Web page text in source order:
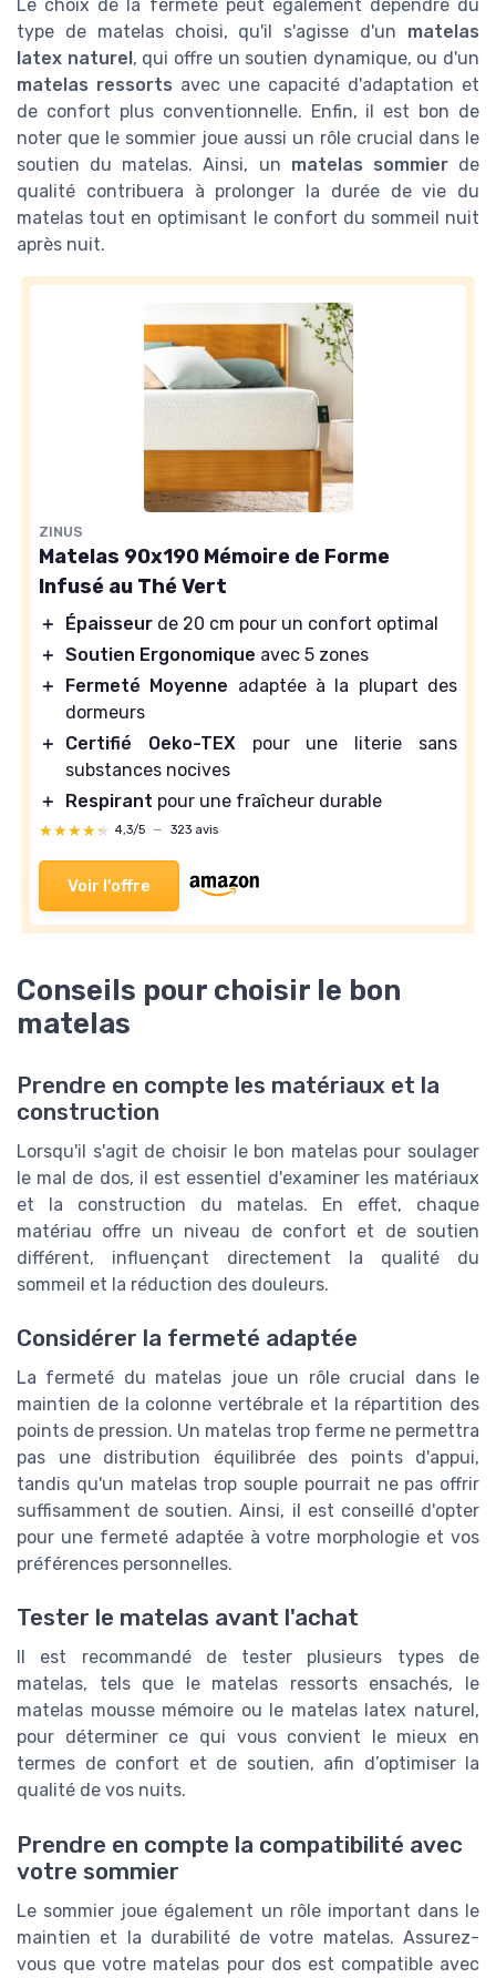
Le choix de la fermeté peut également dépendre du
type de matelas choisi, qu'il s'agisse d'un matelas
latex naturel, qui offre un soutien dynamique, ou d'un
matelas ressorts avec une capacité d'adaptation et
de confort plus conventionnelle. Enfin, il est bon de
noter que le sommier joue aussi un rôle crucial dans le
soutien du matelas. Ainsi, un matelas sommierde
qualité contribuera à prolonger la durée de vie du
matelas tout en optimisant le confort du sommeil nuit
après nuit.
ZINUS
Matelas 90x190 Mémoire de Forme
Infusé au Thé Vert
＋ Épaisseur de 20 cm pour un confort optimal
＋ Soutien Ergonomique avec 5 zones
＋
Fermeté Moyenne adaptée à la plupart des
dormeurs
＋
Certifié Oeko-TEX pour une literie sans
substances nocives
＋
Respirant pour une fraîcheur durable
★★★★★
★★★★★ 4,3/5 — 323 avis
Voir l'offre
Conseils pour choisir le bon
matelas
Prendre en compte les matériaux et la
construction
Lorsqu'il s'agit de choisir le bon matelas pour soulager
le mal de dos, il est essentiel d'examiner les matériaux
et la construction du matelas. En effet, chaque
matériau offre un niveau de confort et de soutien
différent, influençant directement la qualité du
sommeil et la réduction des douleurs.
Considérer la fermeté adaptée
La fermeté du matelas joue un rôle crucial dans le
maintien de la colonne vertébrale et la répartition des
points de pression. Un matelas trop ferme ne permettra
pas une distribution équilibrée des points d'appui,
tandis qu'un matelas trop souple pourrait ne pas offrir
suffisamment de soutien. Ainsi, il est conseillé d'opter
pour une fermeté adaptée à votre morphologie et vos
préférences personnelles.
Tester le matelas avant l'achat
Il est recommandé de tester plusieurs types de
matelas, tels que le matelas ressorts ensachés, le
matelas mousse mémoire ou le matelas latex naturel,
pour déterminer ce qui vous convient le mieux en
termes de confort et de soutien, afin d’optimiser la
qualité de vos nuits.
Prendre en compte la compatibilité avec
votre sommier
Le sommier joue également un rôle important dans le
maintien et la durabilité de votre matelas. Assurez-
vous que votre matelas pour dos est compatible avec